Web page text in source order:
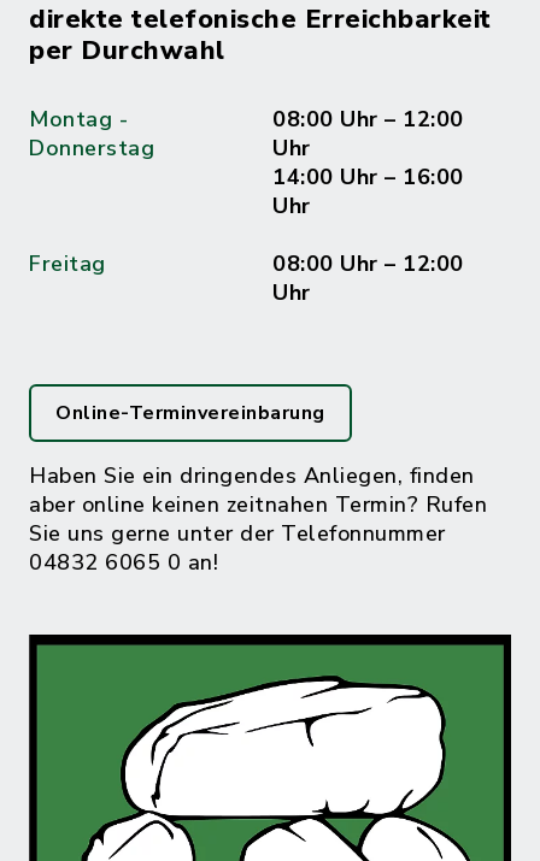
direkte telefonische Erreichbarkeit
per Durchwahl
Montag -
Donnerstag
08:00 Uhr – 12:00
Uhr
14:00 Uhr – 16:00
Uhr
Freitag
08:00 Uhr – 12:00
Uhr
Online-Terminvereinbarung
Haben Sie ein dringendes Anliegen, finden
aber online keinen zeitnahen Termin? Rufen
Sie uns gerne unter der Telefonnummer
04832 6065 0 an!